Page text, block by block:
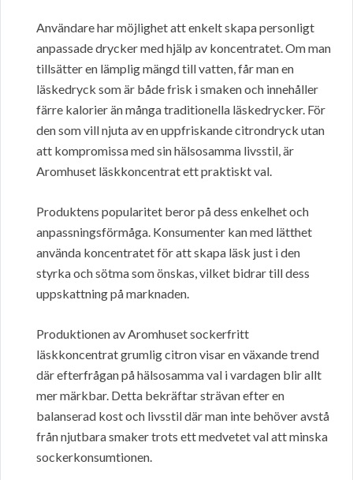
Användare har möjlighet att enkelt skapa personligt
anpassade drycker med hjälp av koncentratet. Om man
tillsätter en lämplig mängd till vatten, får man en
läskedryck som är både frisk i smaken och innehåller
färre kalorier än många traditionella läskedrycker. För
den som vill njuta av en uppfriskande citrondryck utan
att kompromissa med sin hälsosamma livsstil, är
Aromhuset läskkoncentrat ett praktiskt val.
Produktens popularitet beror på dess enkelhet och
anpassningsförmåga. Konsumenter kan med lätthet
använda koncentratet för att skapa läsk just i den
styrka och sötma som önskas, vilket bidrar till dess
uppskattning på marknaden.
Produktionen av Aromhuset sockerfritt
läskkoncentrat grumlig citron visar en växande trend
där efterfrågan på hälsosamma val i vardagen blir allt
mer märkbar. Detta bekräftar strävan efter en
balanserad kost och livsstil där man inte behöver avstå
från njutbara smaker trots ett medvetet val att minska
sockerkonsumtionen.